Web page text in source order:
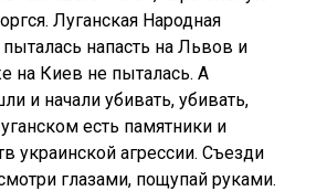
Луганская Народная
напасть на Львов и
на Киев не пыталась. А
и начали убивать, убивать,
есть памятники и
украинской агрессии. Съезди
глазами, пощупай руками.